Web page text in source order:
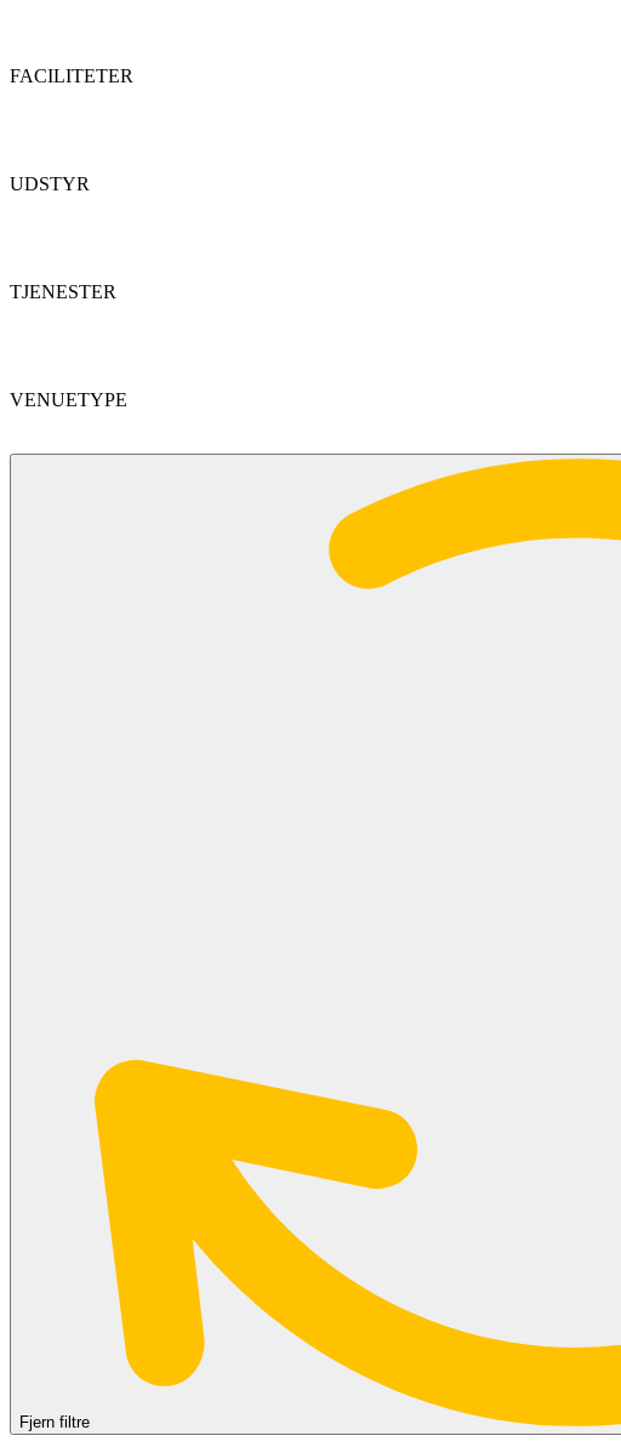
FACILITETER
UDSTYR
TJENESTER
VENUETYPE
Fjern filtre